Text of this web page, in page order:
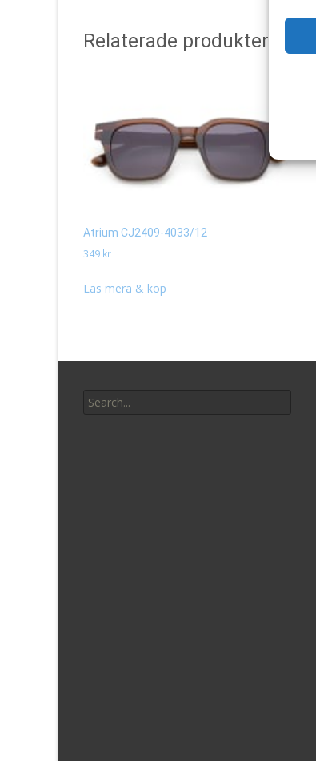
Relaterade produkter
Atrium CJ2409-4033/12
349 kr
Läs mera & köp
for: